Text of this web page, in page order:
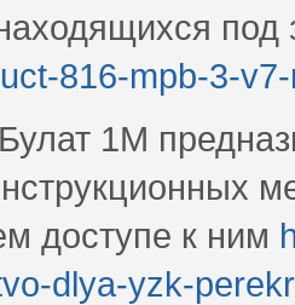
816-mpb-3-
1М
доступе к ним
dlya-yzk-